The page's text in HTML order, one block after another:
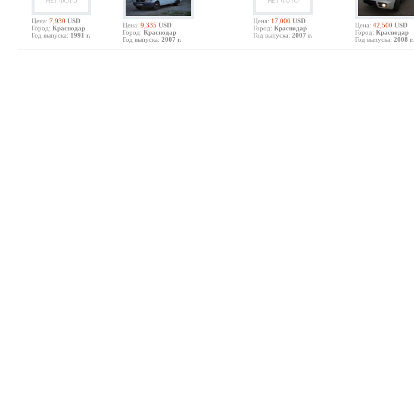
Цена: 7,930 USD
Город: Краснодар
Год выпуска: 1991 г.
Цена: 9,335 USD
Город: Краснодар
Год выпуска: 2007 г.
Цена: 17,000 USD
Город: Краснодар
Год выпуска: 2007 г.
Цена: 42,500 USD
Город: Краснодар
Год выпуска: 2008 г.